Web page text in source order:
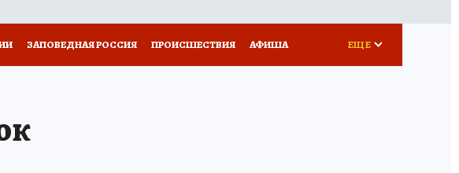
ЗАПОВЕДНАЯ РОССИЯ ПРОИСШЕСТВИЯ АФИША ЕЩЕ